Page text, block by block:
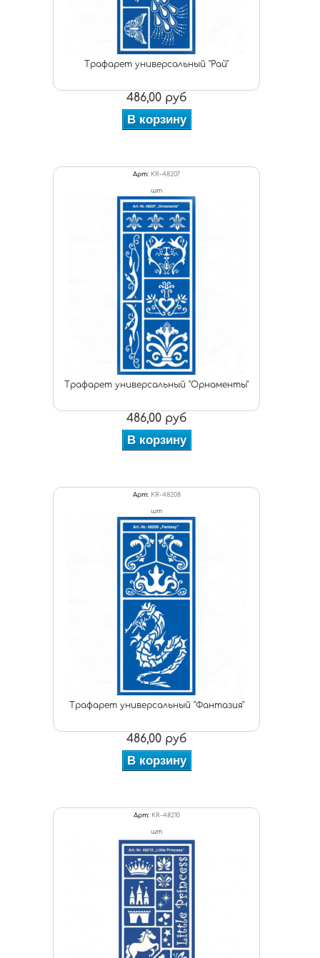
Трафарет универсальный "Рай"
486,00 руб
В корзину
Арт: KR-48207
шт
Трафарет универсальный "Орнаменты"
486,00 руб
В корзину
Арт: KR-48208
шт
Трафарет универсальный "Фантазия"
486,00 руб
В корзину
Арт: KR-48210
шт